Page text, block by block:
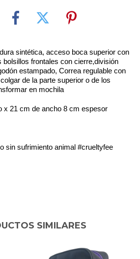
sintética, acceso boca superior con
frontales con cierre,división
estampado, Correa regulable con
de la parte superior o de los
en mochila
x 21 cm de ancho 8 cm espesor
sin sufrimiento animal #crueltyfee
SIMILARES